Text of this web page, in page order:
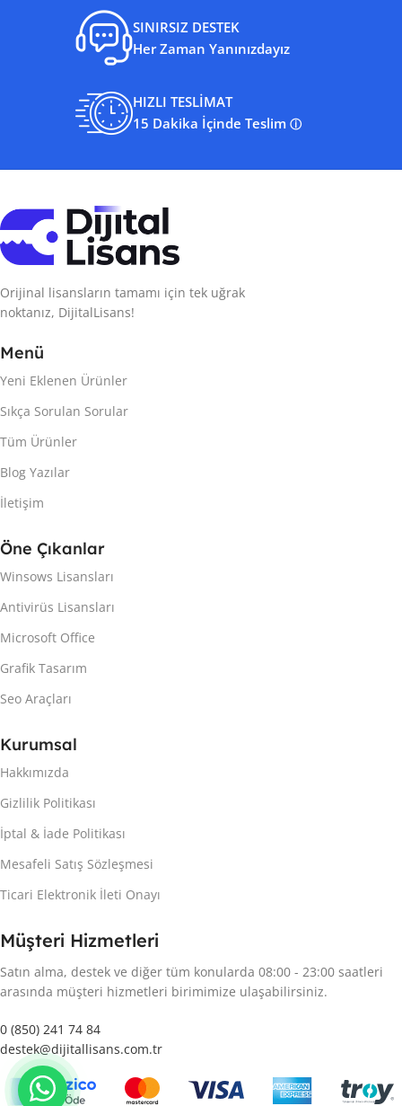
SINIRSIZ DESTEK
Her Zaman Yanınızdayız
HIZLI TESLİMAT
15 Dakika İçinde Teslim ⓘ
Orijinal lisansların tamamı için tek uğrak
noktanız, DijitalLisans!
Menü
Yeni Eklenen Ürünler
Sıkça Sorulan Sorular
Tüm Ürünler
Blog Yazılar
İletişim
Öne Çıkanlar
Winsows Lisansları
Antivirüs Lisansları
Microsoft Office
Grafik Tasarım
Seo Araçları
Kurumsal
Hakkımızda
Gizlilik Politikası
İptal & İade Politikası
Mesafeli Satış Sözleşmesi
Ticari Elektronik İleti Onayı
Müşteri Hizmetleri
Satın alma, destek ve diğer tüm konularda 08:00 - 23:00 saatleri
arasında müşteri hizmetleri birimimize ulaşabilirsiniz.
0 (850) 241 74 84
destek@dijitallisans.com.tr